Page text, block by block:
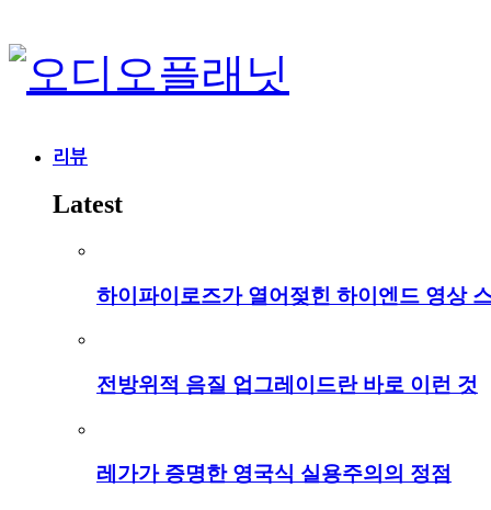
리뷰
Latest
하이파이로즈가 열어젖힌 하이엔드 영상
전방위적 음질 업그레이드란 바로 이런 것
레가가 증명한 영국식 실용주의의 정점